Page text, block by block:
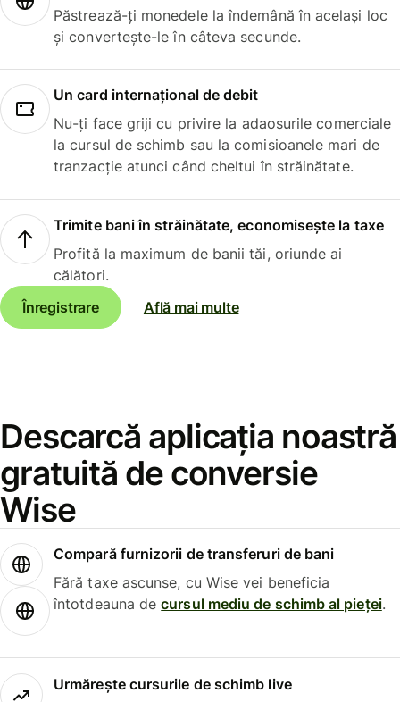
Păstrează-ți monedele la îndemână în același loc
și convertește-le în câteva secunde.
Un card internațional de debit
Nu-ți face griji cu privire la adaosurile comerciale
la cursul de schimb sau la comisioanele mari de
tranzacție atunci când cheltui în străinătate.
Trimite bani în străinătate, economisește la taxe
Profită la maximum de banii tăi, oriunde ai
călători.
Înregistrare
Află mai multe
Descarcă aplicația noastră
gratuită de conversie
Wise
Compară furnizorii de transferuri de bani
Fără taxe ascunse, cu Wise vei beneficia
întotdeauna decursul mediu de schimb al pieței.
Urmărește cursurile de schimb live